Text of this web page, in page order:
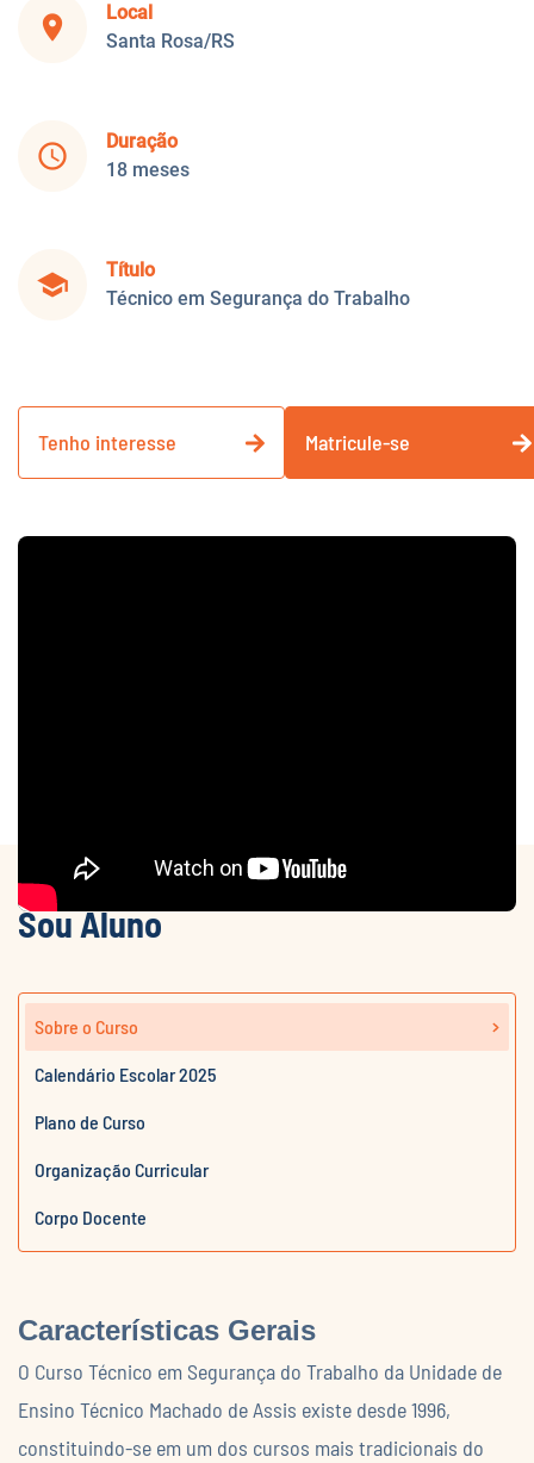
place
Local
Santa Rosa/RS
schedule
Duração
18 meses
school
Título
Técnico em Segurança do Trabalho
Tenho interesse Matricule-se
Sou Aluno
Sobre o Curso
Calendário Escolar 2025
Plano de Curso
Organização Curricular
Corpo Docente
Características Gerais
O Curso Técnico em Segurança do Trabalho da Unidade de
Ensino Técnico Machado de Assis existe desde 1996,
constituindo-se em um dos cursos mais tradicionais do